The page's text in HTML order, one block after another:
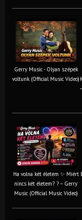
Gerry Music - Olyan szépek
voltunk (Official Music Video)
Ha volna két életem ✨ Miért
nincs két életem? ? – Gerry
Music (Official Music Video)